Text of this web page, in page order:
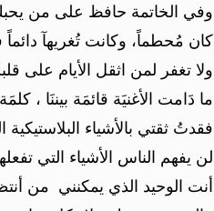
وفي الخاتمة حافظ على من
كان مُحطماً، وكانت تُغريهآ
ولا تغفر لمن اثقل الأيام على
ما دَامت الأغنيَة قائمَة بيننَا ،
فقدتُ ثقتي بالأشياء البلاستيكية
لن يفهم الناس الأشياء التي
أنت الوحيد الذي يمكنني من